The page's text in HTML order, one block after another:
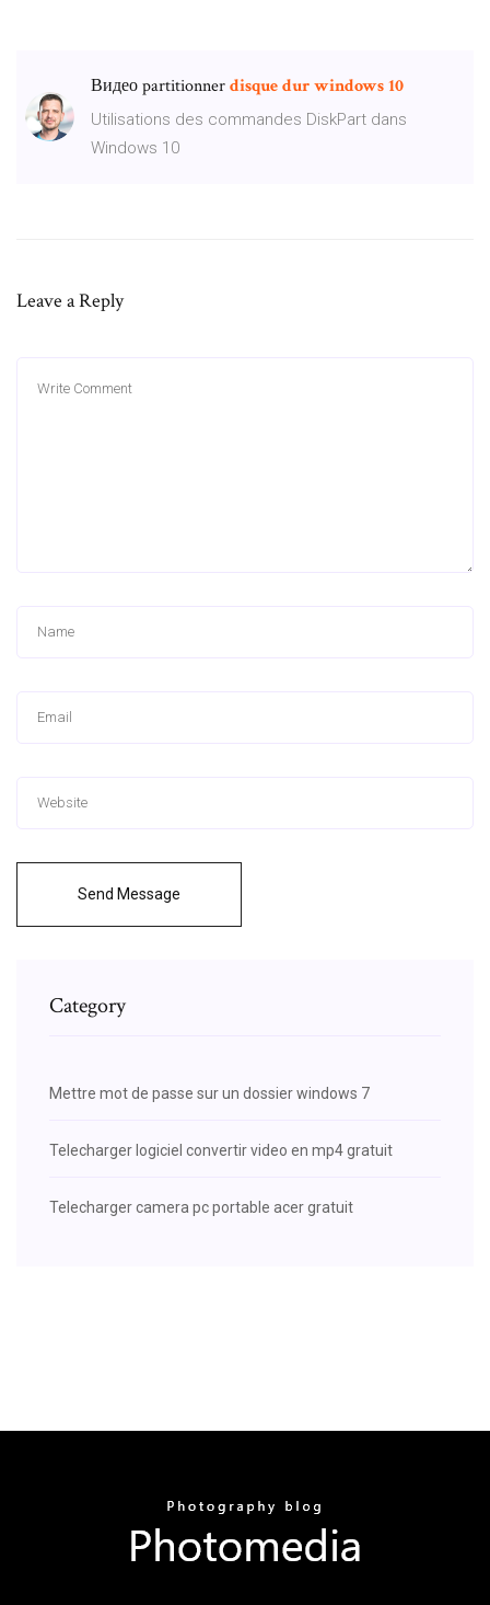
Видео partitionnerdisquedurwindows10
Utilisations des commandes DiskPart dans
Windows 10
Leave a Reply
Send Message
Category
Mettre mot de passe sur un dossier windows 7
Telecharger logiciel convertir video en mp4 gratuit
Telecharger camera pc portable acer gratuit